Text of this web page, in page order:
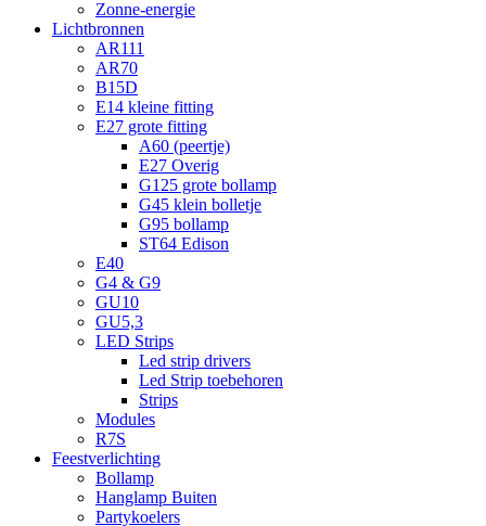
Zonne-energie
Lichtbronnen
AR111
AR70
B15D
E14 kleine fitting
E27 grote fitting
A60 (peertje)
E27 Overig
G125 grote bollamp
G45 klein bolletje
G95 bollamp
ST64 Edison
E40
G4 & G9
GU10
GU5,3
LED Strips
Led strip drivers
Led Strip toebehoren
Strips
Modules
R7S
Feestverlichting
Bollamp
Hanglamp Buiten
Partykoelers